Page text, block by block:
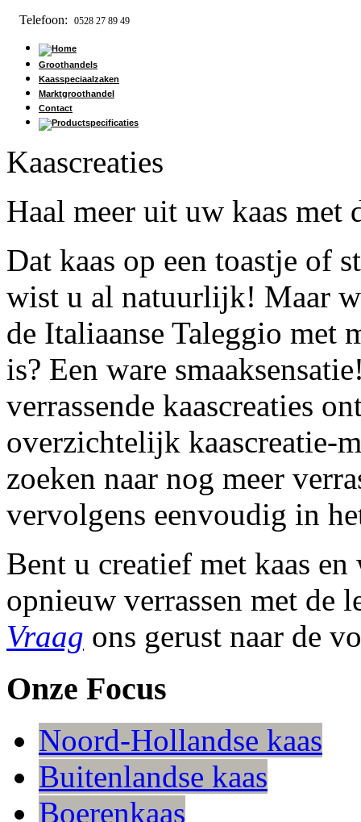
Telefoon: 0528 27 89 49
Groothandels
Kaasspeciaalzaken
Marktgroothandel
Contact
Kaascreaties
Haal meer uit uw kaas met
Dat kaas op een toastje of
wist u al natuurlijk! Maar
de Italiaanse Taleggio met
is? Een ware
verrassende kaascreaties
overzichtelijk kaascreatie-
zoeken naar nog meer
vervolgens eenvoudig in
Bent u creatief met kaas
opnieuw verrassen met de
Vraag ons gerust naar de
Onze Focus
Noord-Hollandse kaas
Buitenlandse kaas
Boerenkaas